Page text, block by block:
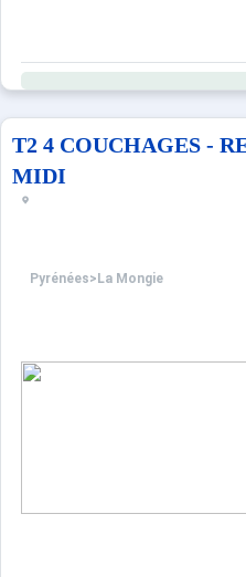
T2 4 COUCHAGES -
MIDI
Pyrénées> La Mongie